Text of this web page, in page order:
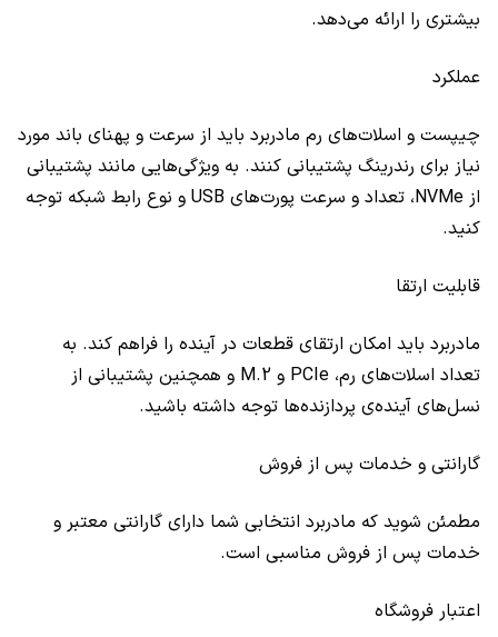
بیشتری را ارائه می‌دهد.
عملکرد
چیپست و اسلات‌های رم مادربرد باید از سرعت و پهنای باند مورد
نیاز برای رندرینگ پشتیبانی کنند. به ویژگی‌هایی مانند پشتیبانی
از NVMe، تعداد و سرعت پورت‌های USB و نوع رابط شبکه توجه
کنید.
قابلیت ارتقا
مادربرد باید امکان ارتقای قطعات در آینده را فراهم کند. به
تعداد اسلات‌های رم، PCIe و M.2 و همچنین پشتیبانی از
نسل‌های آینده‌ی پردازنده‌ها توجه داشته باشید.
گارانتی و خدمات پس از فروش
مطمئن شوید که مادربرد انتخابی شما دارای گارانتی معتبر و
خدمات پس از فروش مناسبی است.
اعتبار فروشگاه